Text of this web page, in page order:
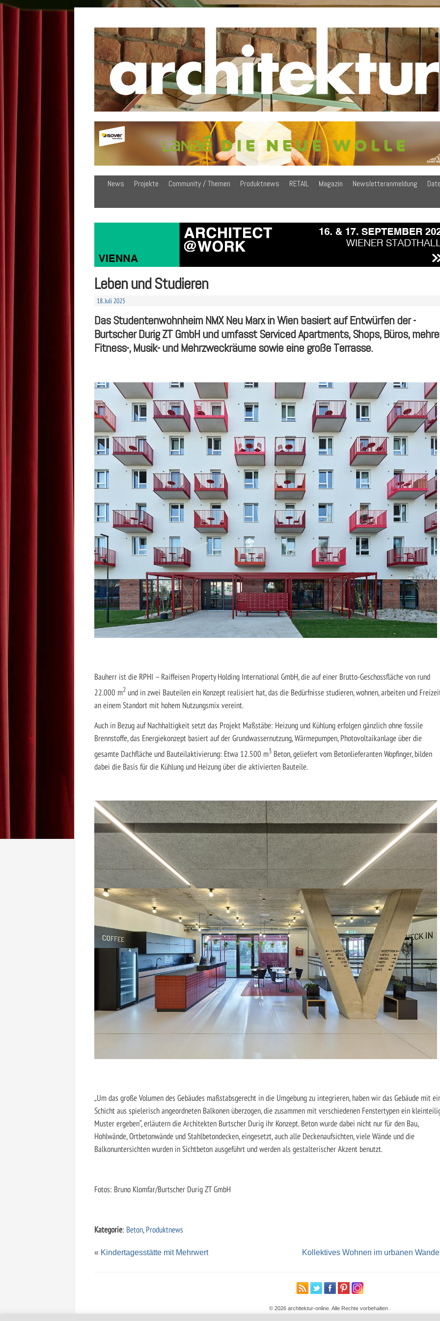
News Projekte Community / Themen Produktnews RETAIL Magazin Newsletteranmeldung
Leben und Studieren
18. Juli 2025
Das Studentenwohnheim NMX Neu Marx in Wien basiert auf Entwürfen der ­
Burtscher Durig ZT GmbH und umfasst Serviced Apartments, Shops, Büros,
Fitness-, Musik- und Mehrzweckräume sowie eine große Terrasse.
Bauherr ist die RPHI – Raiffeisen Property Holding International GmbH, die auf einer Brutto-Geschossfläche von rund
22.000 m2 und in zwei Bauteilen ein Konzept realisiert hat, das die Bedürfnisse studieren, wohnen, arbeiten und
an einem Standort mit hohem Nutzungsmix vereint.
Auch in Bezug auf Nachhaltigkeit setzt das Projekt Maßstäbe: Heizung und Kühlung erfolgen gänzlich ohne fossile
Brennstoffe, das Energiekonzept basiert auf der Grundwassernutzung, Wärmepumpen, Photovoltaikanlage über die
gesamte Dachfläche und Bauteilaktivierung: Etwa 12.500 m3 Beton, geliefert vom Betonlieferanten Wopfinger, bilden
dabei die Basis für die Kühlung und Heizung über die aktivierten Bauteile.
„Um das große Volumen des Gebäudes maßstabsgerecht in die Umgebung zu integrieren, haben wir das Gebäude mit
Schicht aus spielerisch angeordneten Balkonen überzogen, die zusammen mit verschiedenen Fenstertypen ein
Muster ergeben“, erläutern die Architekten Burtscher Durig ihr Konzept. Beton wurde dabei nicht nur für den Bau,
Hohlwände, Ortbetonwände und Stahlbetondecken, eingesetzt, auch alle Deckenaufsichten, viele Wände und die
Balkonuntersichten wurden in Sichtbeton ausgeführt und werden als gestalterischer Akzent benutzt.
Fotos: Bruno Klomfar/Burtscher Durig ZT GmbH
Kategorie: Beton,Produktnews
« Kindertagesstätte mit Mehrwert Kollektives Wohnen im urbanen
© 2026 architektur-online. Alle Rechte vorbehalten